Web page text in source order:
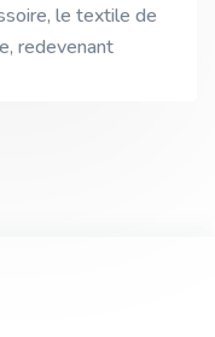
le textile de
redevenant